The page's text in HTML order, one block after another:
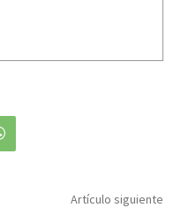
Artículo siguiente